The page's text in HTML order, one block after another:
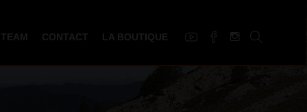
CONTACT LA BOUTIQUE